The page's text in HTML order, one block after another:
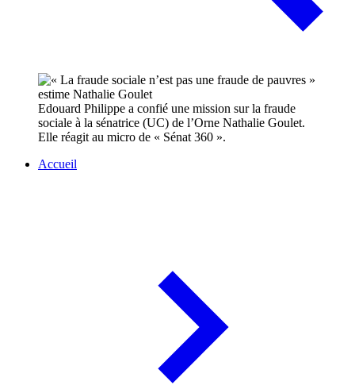
Edouard Philippe a confié une mission sur la fraude
sociale à la sénatrice (UC) de l’Orne Nathalie Goulet.
Elle réagit au micro de « Sénat 360 ».
Accueil